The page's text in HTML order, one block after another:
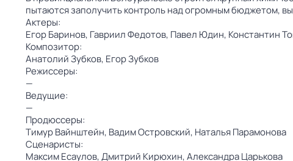
пытаются заполучить контроль над огромным бюджетом,
Актеры:
Егор Баринов, Гавриил Федотов, Павел Юдин, Константин
Композитор:
Анатолий Зубков, Егор Зубков
Режиссеры:
—
Ведущие:
—
Продюссеры:
Тимур Вайнштейн, Вадим Островский, Наталья Парамонова
Сценаристы:
Максим Есаулов,Дмитрий Кирюхин,Александра Царькова